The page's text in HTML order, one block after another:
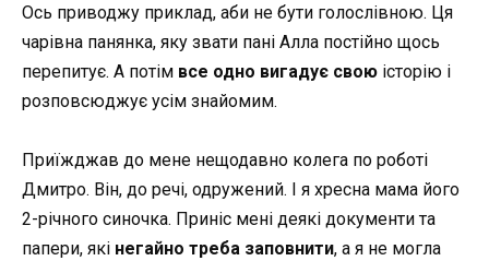
Ось приводжу приклад, аби не бути голослівною. Ця
чарівна панянка, яку звати пані Алла постійно щось
перепитує. А потім все одно вигадує свою історію і
розповсюджує усім знайомим.
Приїжджав до мене нещодавно колега по роботі
Дмитро. Він, до речі, одружений. І я хресна мама його
2-річного синочка. Приніс мені деякі документи та
папери, які негайно треба заповнити, а я не могла